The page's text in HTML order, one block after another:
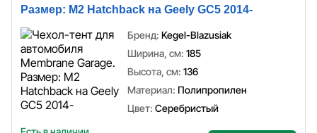
Размер: M2 Hatchback на Geely GC5 2014-
Бренд: Kegel-Blazusiak
Ширина, см: 185
Высота, см: 136
Материал: Полипропилен
Цвет: Серебристый